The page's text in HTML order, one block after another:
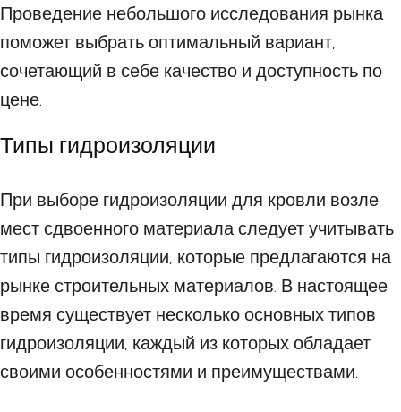
Проведение небольшого исследования рынка
поможет выбрать оптимальный вариант,
сочетающий в себе качество и доступность по
цене.
Типы гидроизоляции
При выборе гидроизоляции для кровли возле
мест сдвоенного материала следует учитывать
типы гидроизоляции, которые предлагаются на
рынке строительных материалов. В настоящее
время существует несколько основных типов
гидроизоляции, каждый из которых обладает
своими особенностями и преимуществами.